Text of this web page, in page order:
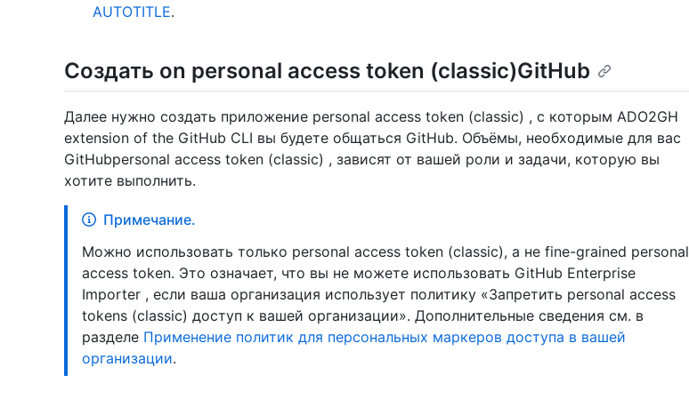
AUTOTITLE.
Создать on personal access token (classic)GitHub
Далее нужно создать приложение personal access token (classic) , с которым ADO2GH
extension of the GitHub CLI вы будете общаться GitHub. Объёмы, необходимые для вас
GitHubpersonal access token (classic) , зависят от вашей роли и задачи, которую вы
хотите выполнить.
Примечание.
Можно использовать только personal access token (classic), а не fine-grained personal
access token. Это означает, что вы не можете использовать GitHub Enterprise
Importer , если ваша организация использует политику «Запретить personal access
tokens (classic) доступ к вашей организации». Дополнительные сведения см. в
разделе Применение политик для персональных маркеров доступа в вашей
организации.